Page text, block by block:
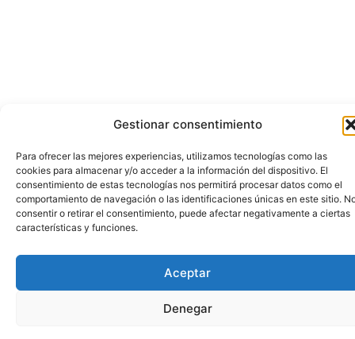
Gestionar consentimiento
Para ofrecer las mejores experiencias, utilizamos tecnologías como las
cookies para almacenar y/o acceder a la información del dispositivo. El
consentimiento de estas tecnologías nos permitirá procesar datos como el
comportamiento de navegación o las identificaciones únicas en este sitio.
consentir o retirar el consentimiento, puede afectar negativamente a ciertas
características y funciones.
Aceptar
Denegar